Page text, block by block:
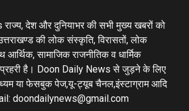
देश और दुनियाभर की सभी मुख्य खबरों को
की लोक संस्कृति, विरासतों, लोक
सामाजिक राजनीतिक व धार्मिक
प्रहरी है। Doon Daily News से जुड़ने के लिए
या फेसबुक पेज,यू-ट्यूब चैनल,इंस्टाग्राम आदि
doondailynews@gmail.com